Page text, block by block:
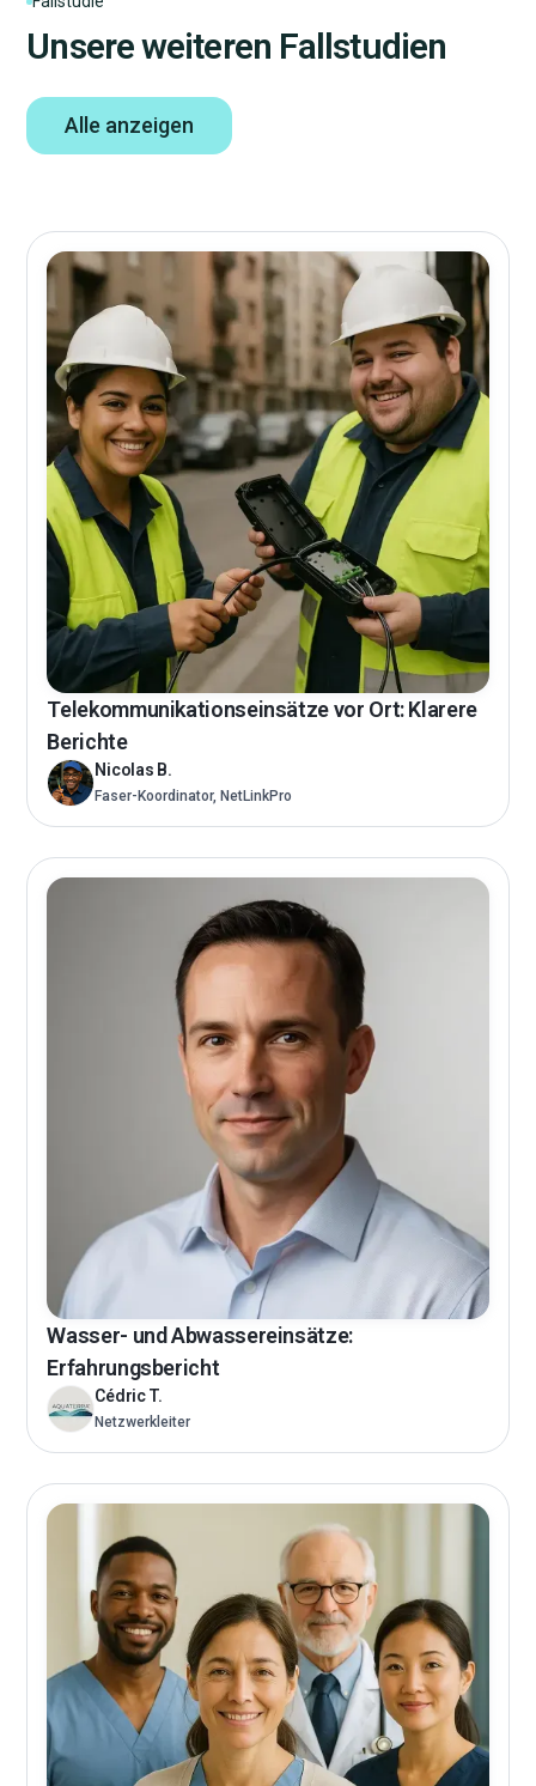
Unsere weiteren Fallstudien
Alle anzeigen
Telekommunikationseinsätze vor Ort: Klarere
Berichte
Nicolas B.
Faser-Koordinator, NetLinkPro
Wasser- und Abwassereinsätze:
Erfahrungsbericht
Cédric T.
Netzwerkleiter